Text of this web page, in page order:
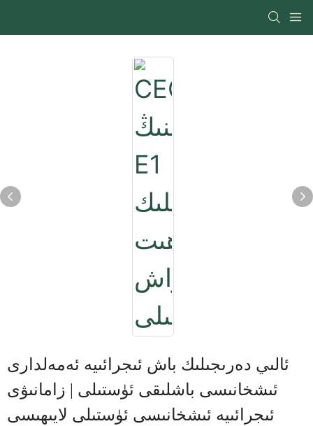
ئالىي دەرىجىلىك باش ئىجرائىيە ئەمەلدارى
ئىشخانىسى باشلىقى ئۈستىلى | زامانىۋى
ئىجرائىيە ئىشخانىسى ئۈستىلى لايىھىسى